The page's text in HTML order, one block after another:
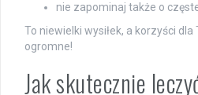
nie zapominaj także o
To niewielki wysiłek, a korzyści
ogromne!
Jak skutecznie